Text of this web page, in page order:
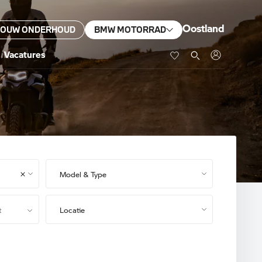
ONDERHOUD BMW MOTORRAD Oostland
Vacatures